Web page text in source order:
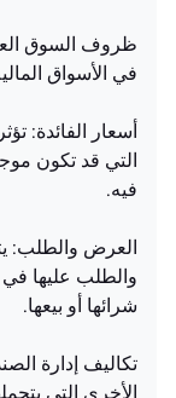
ظروف السوق
في الأسواق
أسعار الفائدة:
التي قد تكون
فيه.
العرض والطلب:
والطلب عليها
شرائها أو بيعها.
تكاليف إدارة
الأخرى التي